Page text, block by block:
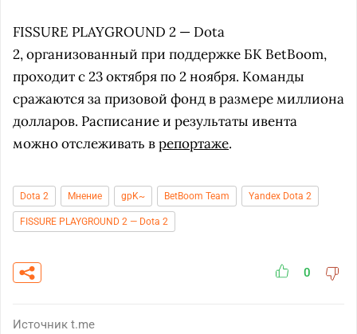
FISSURE PLAYGROUND 2 — Dota
2, организованный при поддержке БК BetBoom,
проходит с 23 октября по 2 ноября. Команды
сражаются за призовой фонд в размере миллиона
долларов. Расписание и результаты ивента
можно отслеживать врепортаже.
Dota 2 Мнение gpK~ BetBoom Team Yandex Dota 2
FISSURE PLAYGROUND 2 — Dota 2
0
Источник t.me